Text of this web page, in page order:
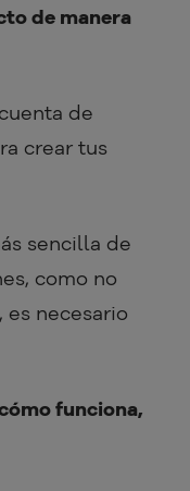
de manera
de
crear tus
sencilla de
como no
necesario
funciona,